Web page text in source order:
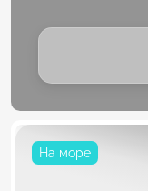
На море